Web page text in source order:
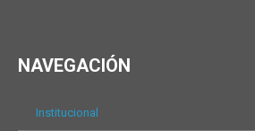
NAVEGACIÓN
Institucional